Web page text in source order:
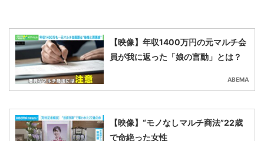
【映像】年収1400万円の元マルチ会
員が我に返った「娘の言動」とは？
ABEMA
【映像】“モノなしマルチ商法”22歳
で命絶った女性